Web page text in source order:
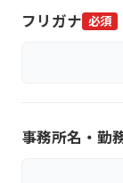
フリガナ 必須
事務所名・勤